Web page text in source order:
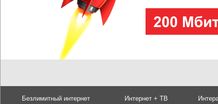
Безлимитный интернет Интернет + ТВ